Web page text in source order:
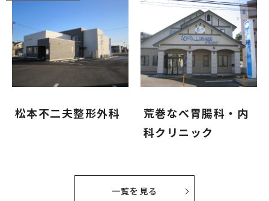
松本不二夫整形外科
荒巻なべ胃腸科・内
科クリニック
一覧を見る